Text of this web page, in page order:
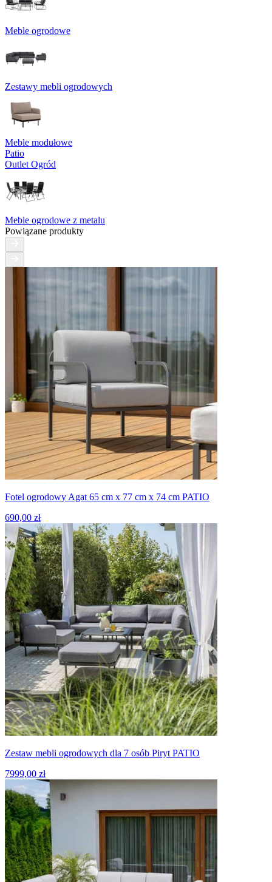
Meble ogrodowe
Zestawy mebli ogrodowych
Meble modułowe
Patio
Outlet Ogród
Meble ogrodowe z metalu
Powiązane produkty
Fotel ogrodowy Agat 65 cm x 77 cm x 74 cm PATIO
690,00 zł
Zestaw mebli ogrodowych dla 7 osób Piryt PATIO
7999,00 zł